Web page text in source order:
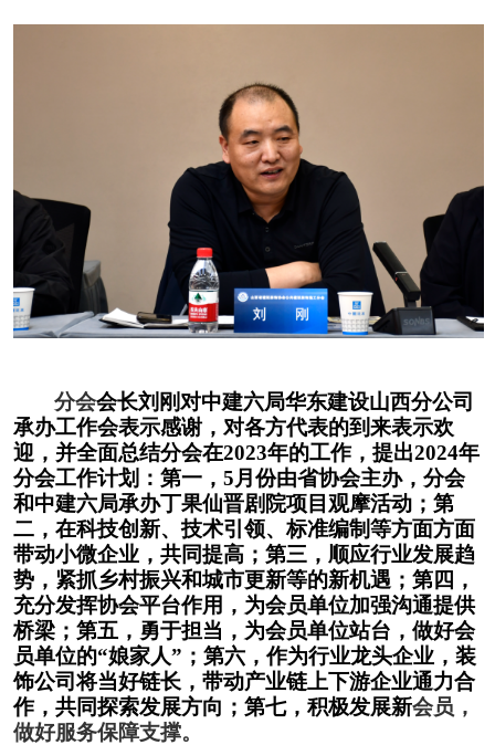
分会会长刘刚对中建六局华东建设山西分公司
承办工作会表示感谢，对各方代表的到来表示欢
迎，并全面总结分会在2023年的工作，提出2024年
分会工作计划：第一，5月份由省协会主办，分会
和中建六局承办丁果仙晋剧院项目观摩活动；第
二，在科技创新、技术引领、标准编制等方面方面
带动小微企业，共同提高；第三，顺应行业发展趋
势，紧抓乡村振兴和城市更新等的新机遇；第四，
充分发挥协会平台作用，为会员单位加强沟通提供
桥梁；第五，勇于担当，为会员单位站台，做好会
员单位的“娘家人”；第六，作为行业龙头企业，装
饰公司将当好链长，带动产业链上下游企业通力合
作，共同探索发展方向；第七，积极发展新会员，
做好服务保障支撑。